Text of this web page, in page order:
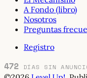
A Fondo (libro)
Nosotros
Preguntas
Registro
472 DÍAS SIN